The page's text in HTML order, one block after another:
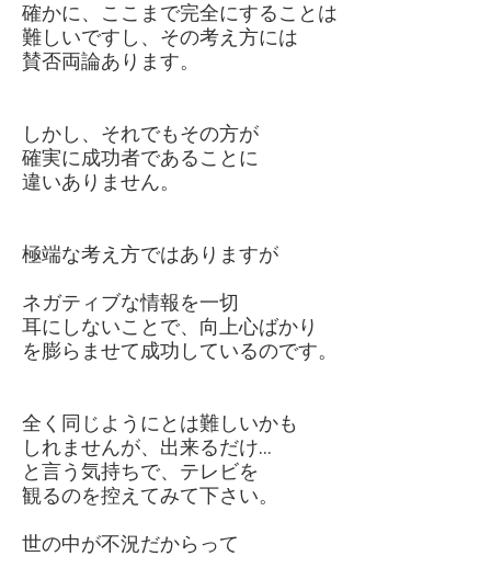
確かに、ここまで完全にすることは
難しいですし、その考え方には
賛否両論あります。
しかし、それでもその方が
確実に成功者であることに
違いありません。
極端な考え方ではありますが
ネガティブな情報を一切
耳にしないことで、向上心ばかり
を膨らませて成功しているのです。
全く同じようにとは難しいかも
しれませんが、出来るだけ…
と言う気持ちで、テレビを
観るのを控えてみて下さい。
世の中が不況だからって